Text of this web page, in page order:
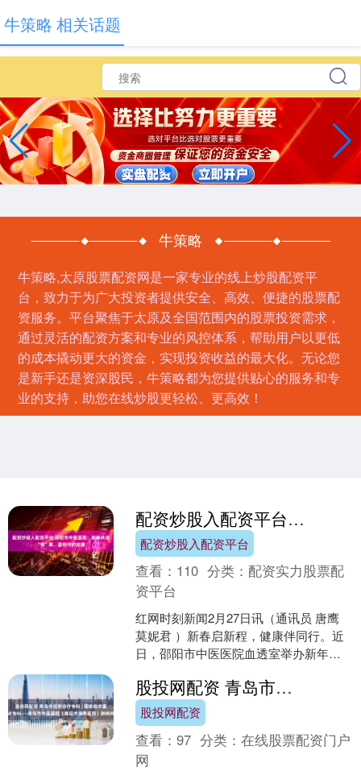
牛策略
牛策略,太原股票配资网是一家专业的线上炒股配资平
台，致力于为广大投资者提供安全、高效、便捷的股票配
资服务。平台聚焦于太原及全国范围内的股票投资需求，
通过灵活的配资方案和专业的风控体系，帮助用户以更低
的成本撬动更大的资金，实现投资收益的最大化。无论您
是新手还是资深股民，牛策略都为您提供贴心的服务和专
业的支持，助您在线炒股更轻松、更高效！
牛策略 相关话题
配资炒股入配资平台 邵阳市中医医院：新春共话“肾”事，温情守护安康
配资炒股入配资平台
查看： 110 分类：配资实力股票配
资平台
红网时刻新闻2月27日讯（通讯员 唐鹰
莫妮君 ）新春启新程，健康伴同行。近
日，邵阳市中医医院血透室举办新年第
肾友及家属齐聚一....
股投网配资 青岛市优势诊疗专科 | 国家临床重点专科——青岛市中医医院（青岛市海慈医院）肺病科
股投网配资
查看：97 分类：在线股票配资门户
网